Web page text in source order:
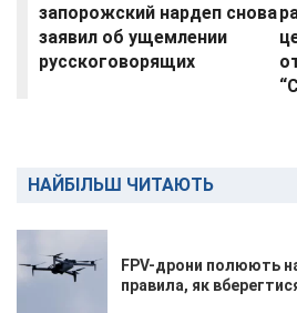
запорожский нардеп снова
заявил об ущемлении
русскоговорящих
НАЙБІЛЬШ ЧИТАЮТЬ
FPV-дрони полюють
правила, як